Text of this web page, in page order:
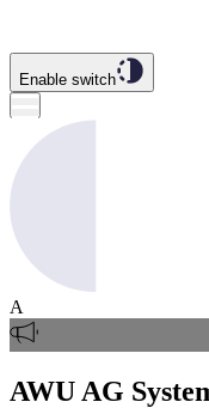
Enable switch
A
AWU AG